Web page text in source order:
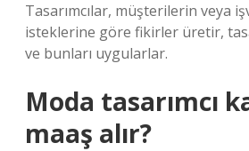
Tasarımcılar, müşterilerin veya
isteklerine göre fikirler üretir,
ve bunları uygularlar.
Moda tasarımcı
maaş alır?